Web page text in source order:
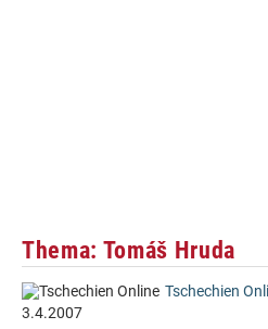
Thema: Tomáš Hruda
Tschechien
3.4.2007